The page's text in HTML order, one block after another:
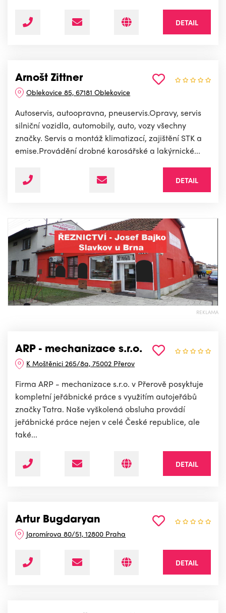
DETAIL
Arnošt Zittner
Oblekovice 85, 67181 Oblekovice
Autoservis, autoopravna, pneuservis.Opravy, servis
silniční vozidla, automobily, auto, vozy všechny
značky. Servis a montáž klimatizací, zajištění STK a
emise.Provádění drobné karosářské a lakýrnické...
DETAIL
REKLAMA
ARP - mechanizace s.r.o.
K Moštěnici 265/8a, 75002 Přerov
Firma ARP - mechanizace s.r.o. v Přerově posyktuje
kompletní jeřábnické práce s využitím autojeřábů
značky Tatra. Naše vyškolená obsluha provádí
jeřábnické práce nejen v celé České republice, ale
také...
DETAIL
Artur Bugdaryan
Jaromírova 80/51, 12800 Praha
DETAIL